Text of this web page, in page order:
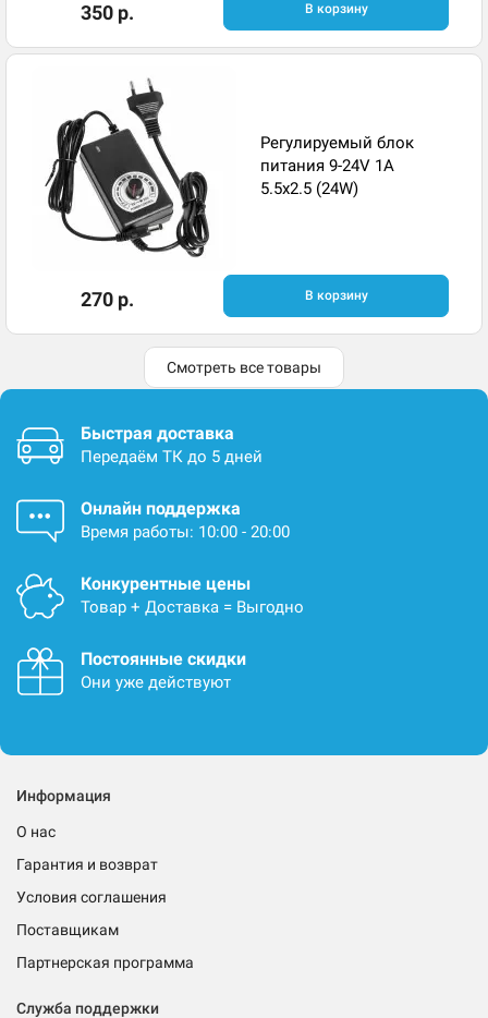
350 р. В корзину
Регулируемый блок
питания 9-24V 1A
5.5x2.5 (24W)
270 р. В корзину
Смотреть все товары
Быстрая доставка
Передаём ТК до 5 дней
Онлайн поддержка
Время работы: 10:00 - 20:00
Конкурентные цены
Товар + Доставка = Выгодно
Постоянные скидки
Они уже действуют
Информация
О нас
Гарантия и возврат
Условия соглашения
Поставщикам
Партнерская программа
Служба поддержки